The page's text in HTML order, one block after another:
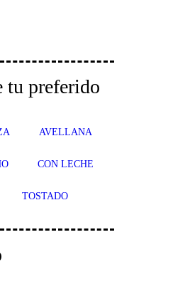
tu preferido
AVELLANA
CON LECHE
TOSTADO